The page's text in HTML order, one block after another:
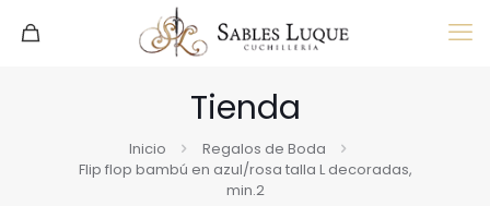
Tienda
Inicio
Regalos de Boda
Flip flop bambú en azul/rosa talla L decoradas,
min.2